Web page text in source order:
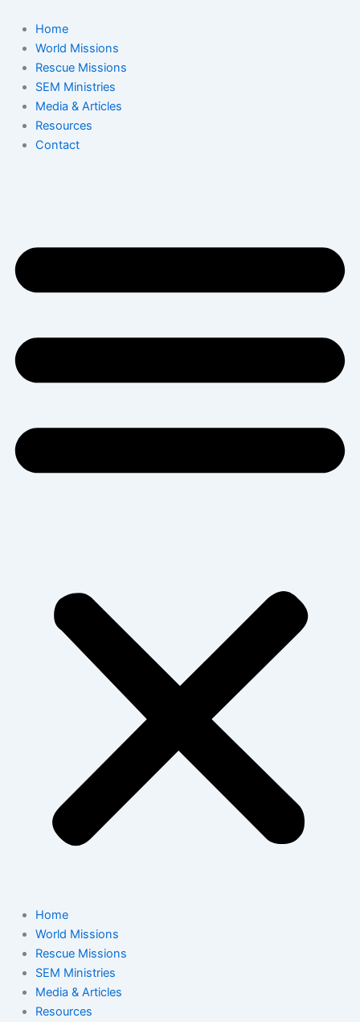
content
Home
World Missions
Rescue Missions
SEM Ministries
Media & Articles
Resources
Contact
Home
World Missions
Rescue Missions
SEM Ministries
Media & Articles
Resources